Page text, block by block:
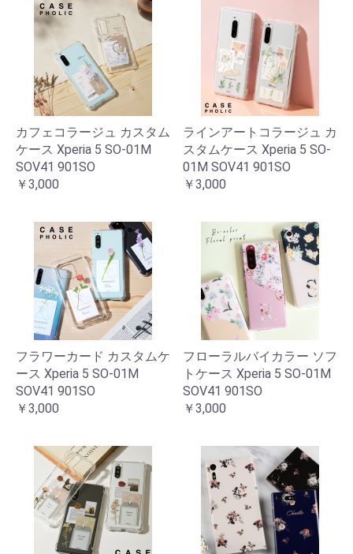
カフェコラージュ カスタム
ケース Xperia 5 SO-01M
SOV41 901SO
￥3,000
ラインアートコラージュ カ
スタムケース Xperia 5 SO-
01M SOV41 901SO
￥3,000
フラワーカード カスタムケ
ース Xperia 5 SO-01M
SOV41 901SO
￥3,000
フローラルバイカラー ソフ
トケース Xperia 5 SO-01M
SOV41 901SO
￥3,000